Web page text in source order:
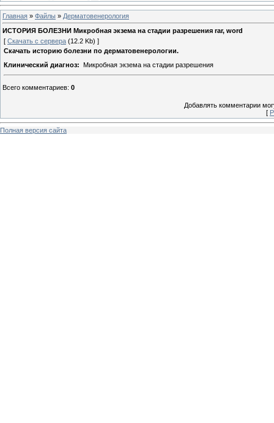
Главная » Файлы » Дерматовенерология
ИСТОРИЯ БОЛЕЗНИ Микробная экзема на стадии разрешения rar, word
[ Скачать с сервера (12.2 Kb) ]
Скачать историю болезни по дерматовенерологии.
Клинический диагноз: Микробная экзема на стадии разрешения
Всего комментариев: 0
Добавлять комментарии
[
Полная версия сайта